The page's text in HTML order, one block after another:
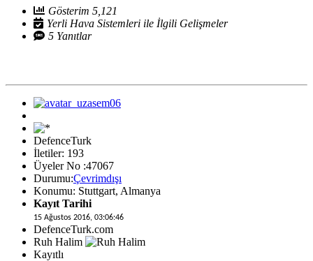
Gösterim 5,121
Yerli Hava Sistemleri ile İlgili Gelişmeler
5 Yanıtlar
DefenceTurk
İletiler: 193
Üyeler No :47067
Durumu:Çevrimdışı
Konumu: Stuttgart, Almanya
Kayıt Tarihi
15 Ağustos 2016, 03:06:46
DefenceTurk.com
Ruh Halim
Kayıtlı